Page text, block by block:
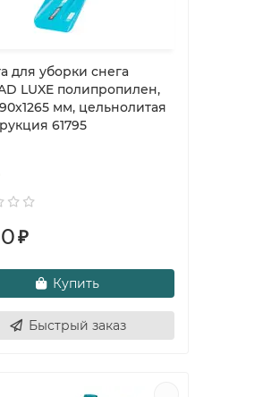
для уборки снега
LUXE полипропилен,
мм, цельнолитая
61795
₽
Купить
Быстрый заказ